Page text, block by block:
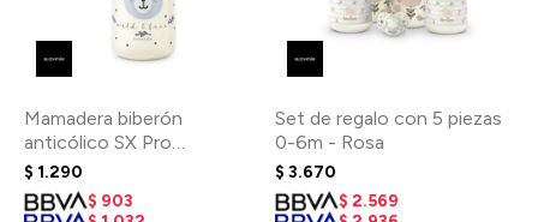
Mamadera biberón
anticólico SX Pro
fisiológico 270 ml 3-6m -
Oso Azul
$ 1.290
$ 903
Set de regalo con 5 piezas
0-6m - Rosa
$ 3.670
$ 2.569